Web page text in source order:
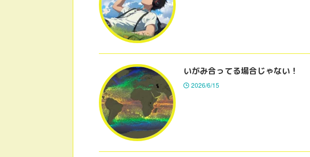
いがみ合ってる場合じゃない！
2026/6/15